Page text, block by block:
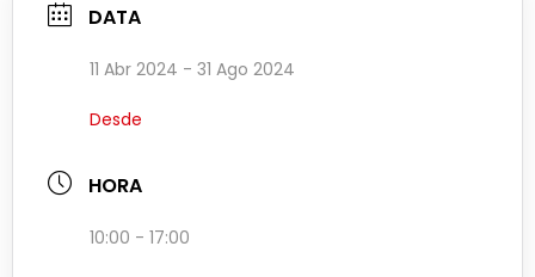
DATA
11 Abr 2024 - 31 Ago 2024
Desde
HORA
10:00 - 17:00